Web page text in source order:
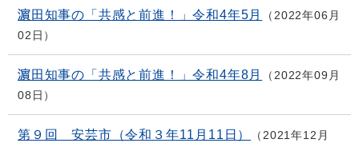
濵田知事の「共感と前進！」令和4年5月
2022年06月
02日
濵田知事の「共感と前進！」令和4年8月
2022年09月
08日
第９回 安芸市（令和３年11月11日）
2021年12月